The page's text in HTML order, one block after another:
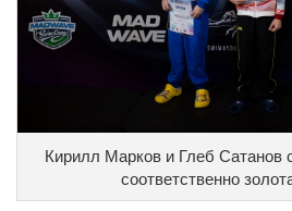
Кирилл Марков и Глеб Сатанов
соответственно